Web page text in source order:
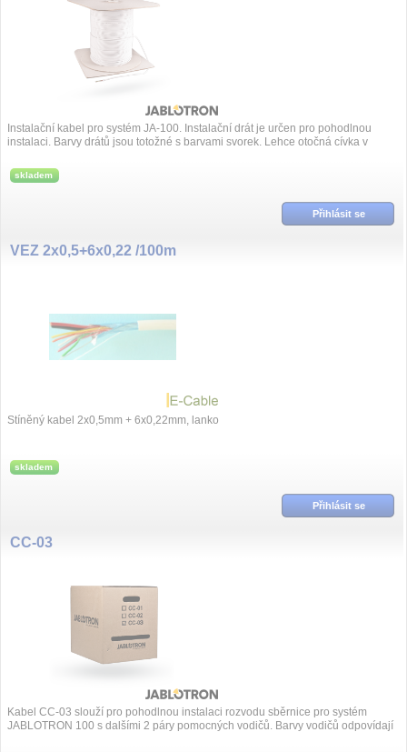
Instalační kabel pro systém JA-100. Instalační drát je určen pro pohodlnou
instalaci. Barvy drátů jsou totožné s barvami svorek. Lehce otočná cívka v
skladem
Přihlásit se
VEZ 2x0,5+6x0,22 /100m
Stíněný kabel 2x0,5mm + 6x0,22mm, lanko
skladem
Přihlásit se
CC-03
Kabel CC-03 slouží pro pohodlnou instalaci rozvodu sběrnice pro systém
JABLOTRON 100 s dalšími 2 páry pomocných vodičů. Barvy vodičů odpovídají